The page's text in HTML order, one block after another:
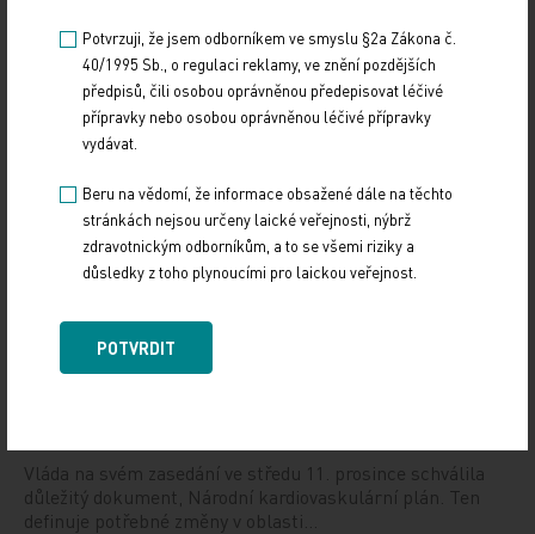
17. 12. 2024
Dnešní Poradna přináší přehled o tom, jak funguje
ePoukaz, kde ho lze uplatnit a jaké možnosti má lékař
při jeho předání pacientovi. Představí mimo…
NUDZ nabízí kurs pro rodiče dětí s úzkostí
13. 12. 2024
Národní ústav duševního zdraví (NUDZ) připravil kurs
městech České republiky v rámci testovací…
Vláda na svém zasedání ve středu 11. prosince schválila
důležitý dokument, Národní kardiovaskulární plán. Ten
definuje potřebné změny v oblasti…
Potvrzuji, že jsem odborníkem ve smyslu §2a Zákona č.
40/1995 Sb., o regulaci reklamy, ve znění pozdějších
předpisů, čili osobou oprávněnou předepisovat léčivé
přípravky nebo osobou oprávněnou léčivé přípravky
vydávat.
Beru na vědomí, že informace obsažené dále na těchto
stránkách nejsou určeny laické veřejnosti, nýbrž
zdravotnickým odborníkům, a to se všemi riziky a
důsledky z toho plynoucími pro laickou veřejnost.
POTVRDIT